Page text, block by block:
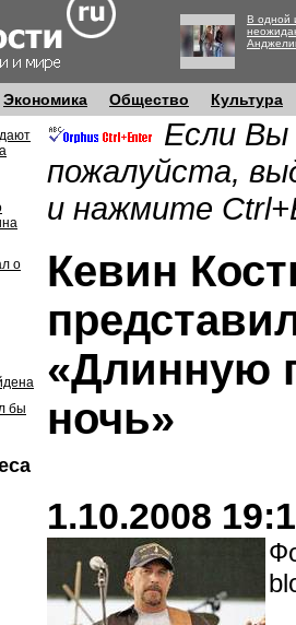
В одной
Экономика Общество Культура
о
бы
Если Вы
пожалуйста,
и нажмите
Кевин
«Длинную
ночь»
1.10.2008